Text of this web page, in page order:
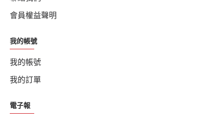
會員權益聲明
我的帳號
我的帳號
我的訂單
電子報